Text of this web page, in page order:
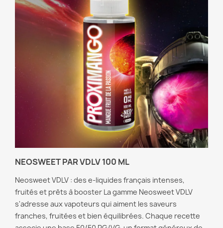
NEOSWEET PAR VDLV 100 ML
Neosweet VDLV : des e-liquides français intenses,
fruités et prêts à booster La gamme Neosweet VDLV
s'adresse aux vapoteurs qui aiment les saveurs
franches, fruitées et bien équilibrées. Chaque recette